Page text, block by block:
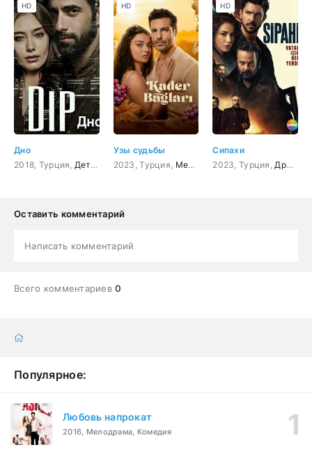
Дно
2018, Турция, Детектив ,Драма,Боевик,Приключения
HD
Узы судьбы
2023, Турция, Мелодрама
HD
Сипахи
2023, Турция, Драма
HD
Оставить комментарий
Написать комментарий
Всего комментариев0
Популярное:
Любовь напрокат
2016, Мелодрама, Комедия